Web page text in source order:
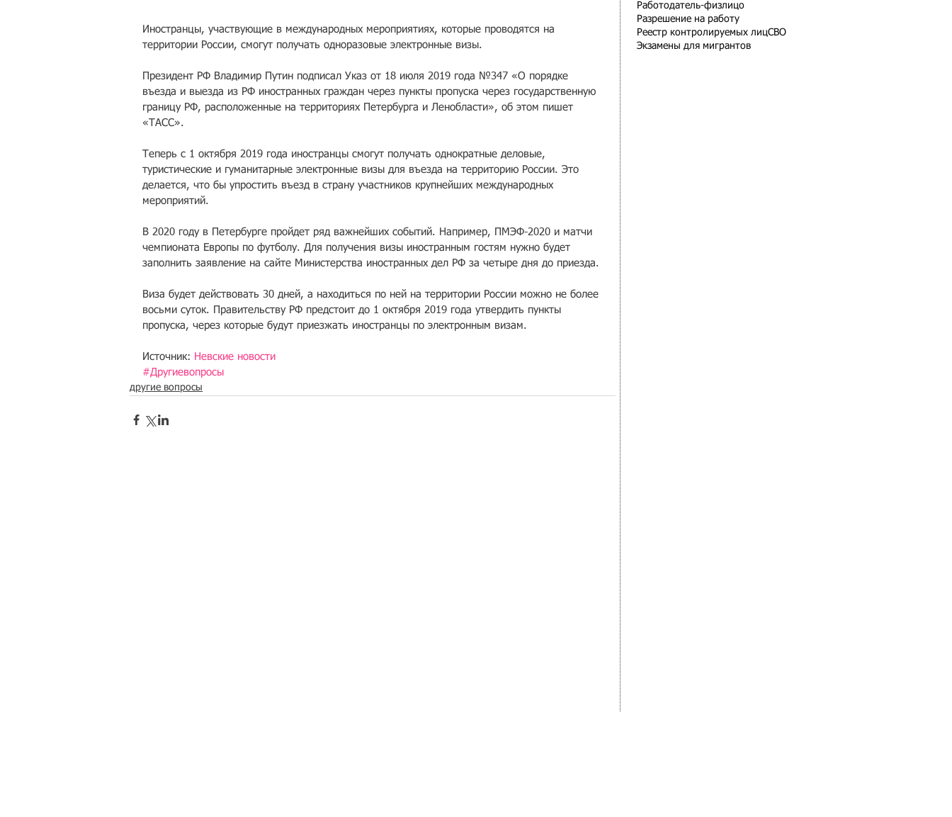
Иностранцы, участвующие в международных мероприятиях, которые проводятся на
территории России, смогут получать одноразовые электронные визы.
Президент РФ Владимир Путин подписал Указ от 18 июля 2019 года №347 «О порядке
въезда и выезда из РФ иностранных граждан через пункты пропуска через государственную
границу РФ, расположенные на территориях Петербурга и Ленобласти», об этом пишет
«ТАСС».
Теперь с 1 октября 2019 года иностранцы смогут получать однократные деловые,
туристические и гуманитарные электронные визы для въезда на территорию России. Это
делается, что бы упростить въезд в страну участников крупнейших международных
мероприятий.
В 2020 году в Петербурге пройдет ряд важнейших событий. Например, ПМЭФ-2020 и матчи
чемпионата Европы по футболу. Для получения визы иностранным гостям нужно будет
заполнить заявление на сайте Министерства иностранных дел РФ за четыре дня до приезда.
Виза будет действовать 30 дней, а находиться по ней на территории России можно не более
восьми суток. Правительству РФ предстоит до 1 октября 2019 года утвердить пункты
пропуска, через которые будут приезжать иностранцы по электронным визам.
Источник: Невские новости
#Другиевопросы
другие вопросы
Работодатель-физлицо
Разрешение на работу
Реестр контролируемых лицСВО
Экзамены для мигрантов